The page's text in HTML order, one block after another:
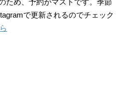
ため、予約がマストです。季節
で更新されるのでチェック